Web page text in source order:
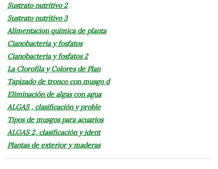
Sustrato nutritivo 2
Sustrato nutritivo 3
Alimentacion química de planta
Cianobacteria y fosfatos
Cianobacteria y fosfatos 2
La Clorofila y Colores de Plan
Tapizado de tronco con musgo d
Eliminación de algas con agua
ALGAS , clasificación y proble
Tipos de musgos para acuarios
ALGAS 2, clasificación y ident
Plantas de exterior y maderas